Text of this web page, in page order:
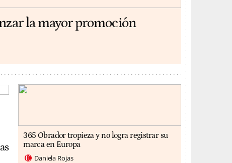
la mayor promoción
365 Obrador tropieza y no logra registrar su
marca en Europa
Daniela Rojas